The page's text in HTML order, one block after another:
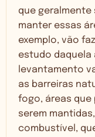
que geralmente
manter essas
exemplo, vão
estudo daquela
levantamento
as barreiras
fogo, áreas que
serem
combustível,